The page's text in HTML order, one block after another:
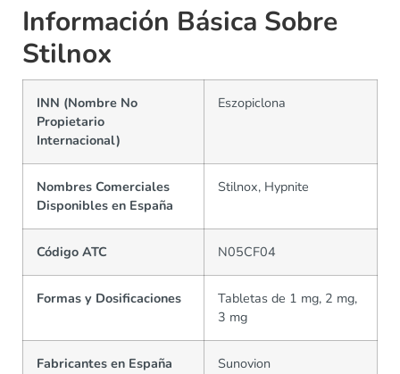
Información Básica Sobre
Stilnox
INN (Nombre No
Propietario
Internacional)
Eszopiclona
Nombres Comerciales
Disponibles en España
Stilnox, Hypnite
Código ATC N05CF04
Formas y Dosificaciones
Tabletas de 1 mg, 2 mg,
3 mg
Fabricantes en España
Sunovion